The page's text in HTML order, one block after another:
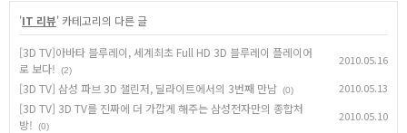
'IT 리뷰' 카테고리의 다른 글
[3D TV]아바타 블루레이, 세계최초 Full HD 3D 블루레이 플레이어
로 보다!
(2)
2010.05.16
[3D TV] 삼성 파브 3D 챌린저, 딜라이트에서의 3번째 만남 (0) 2010.05.13
[3D TV] 3D TV를 진짜에 더 가깝게 해주는 삼성전자만의 종합처
방!
(0)
2010.05.10